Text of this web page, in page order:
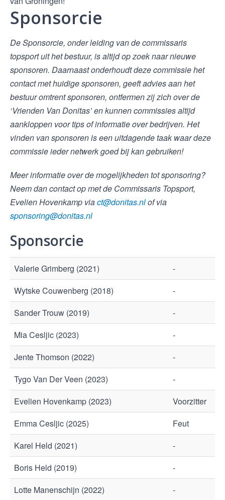
Sponsorcie
De Sponsorcie, onder leiding van de commissaris
topsport uit het bestuur, is altijd op zoek naar nieuwe
sponsoren. Daarnaast onderhoudt deze commissie het
contact met huidige sponsoren, geeft advies aan het
bestuur omtrent sponsoren, ontfermen zij zich over de
‘Vrienden Van Donitas’ en kunnen commissies altijd
aankloppen voor tips of informatie over bedrijven. Het
vinden van sponsoren is een uitdagende taak waar deze
commissie ieder netwerk goed bij kan gebruiken!
Meer informatie over de mogelijkheden tot sponsoring?
Neem dan contact op met de Commissaris Topsport,
Evelien Hovenkamp viact@donitas.nlof via
sponsoring@donitas.nl
Sponsorcie
Valerie Grimberg (2021)
-
Wytske Couwenberg (2018)
-
Sander Trouw (2019)
-
Mia Cesljic (2023)
-
Jente Thomson (2022)
-
Tygo Van Der Veen (2023)
-
Evelien Hovenkamp (2023)
Voorzitter
Emma Cesljic (2025)
Feut
Karel Held (2021)
-
Boris Held (2019)
-
Lotte Manenschijn (2022)
-